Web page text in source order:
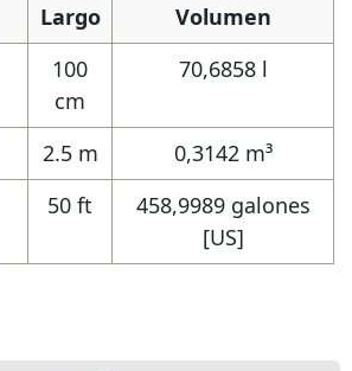
Largo
Volumen
100
cm
70,6858 l
2.5 m
0,3142 m³
50 ft
458,9989 galones
[US]